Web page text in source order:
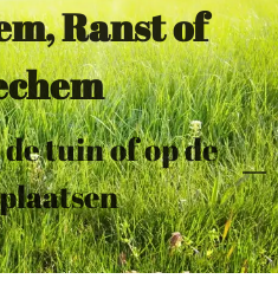
Ranst of
tuin of op de